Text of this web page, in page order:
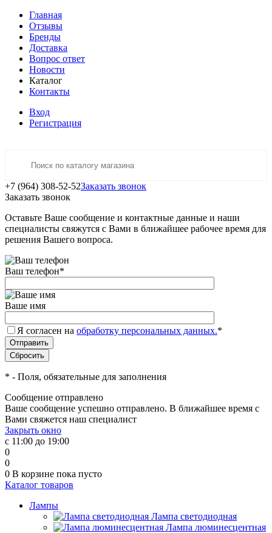
Главная
Отзывы
Бренды
Доставка
Вопрос ответ
Новости
Каталог
Контакты
Вход
Регистрация
+7 (964) 308-52-52Заказать звонок
Заказать звонок
Оставьте Ваше сообщение и контактные данные и наши
специалисты свяжутся с Вами в ближайшее рабочее время для
решения Вашего вопроса.
Ваш телефон*
Ваше имя
Я согласен на обработку персональных данных.*
* - Поля, обязательные для заполнения
Сообщение отправлено
Ваше сообщение успешно отправлено. В ближайшее время с
Вами свяжется наш специалист
Закрыть окно
с 11:00 до 19:00
0
0
0 В корзине пока пусто
Каталог товаров
Лампы
Лампа светодиодная
Лампа люминесцентная